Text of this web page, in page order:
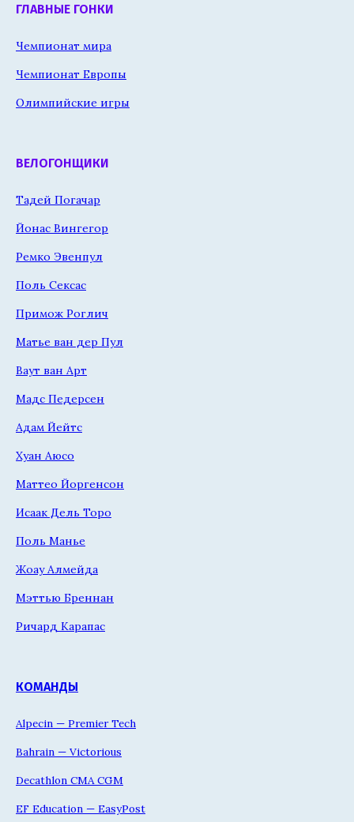
ГЛАВНЫЕ ГОНКИ
Чемпионат мира
Чемпионат Европы
Олимпийские игры
ВЕЛОГОНЩИКИ
Тадей Погачар
Йонас Вингегор
Ремко Эвенпул
Поль Сексас
Примож Роглич
Матье ван дер Пул
Ваут ван Арт
Мадс Педерсен
Адам Йейтс
Хуан Аюсо
Маттео Йоргенсон
Исаак Дель Торо
Поль Манье
Жоау Алмейда
Мэттью Бреннан
Ричард Карапас
КОМАНДЫ
Alpecin — Premier Tech
Bahrain — Victorious
Decathlon CMA CGM
EF Education — EasyPost